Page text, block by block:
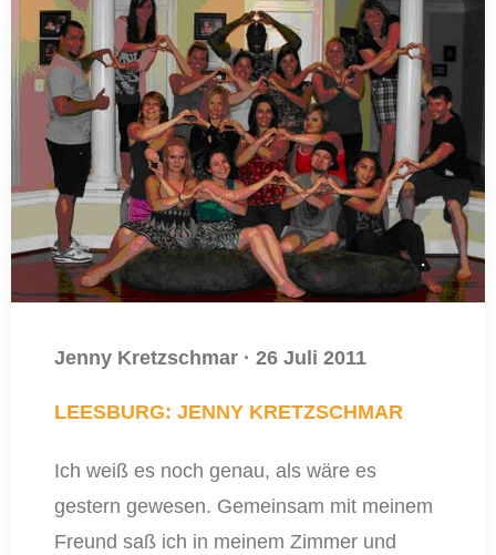
Jenny Kretzschmar · 26 Juli 2011
LEESBURG: JENNY KRETZSCHMAR
Ich weiß es noch genau, als wäre es
gestern gewesen. Gemeinsam mit meinem
Freund saß ich in meinem Zimmer und